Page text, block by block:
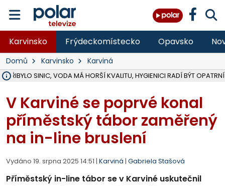
Karvinsko Frýdeckomístecko Opavsko
Domů Karvinsko Karviná
PŘIBYLO SINIC, VODA MÁ HORŠÍ KVALITU, HYGIENICI RADÍ BÝT OPATRNÍ
V Karviné se poprvé konal
příměstský tábor zaměřený
na in-line bruslení
Vydáno 19. srpna 2025 14:51 | Karviná | Gabriela Stašová
Příměstský in-line tábor se v Karviné uskutečnil